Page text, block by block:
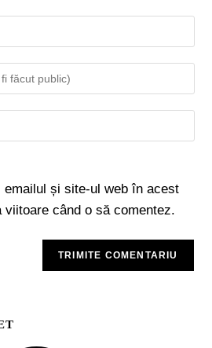
emailul și site-ul web în acest
viitoare când o să comentez.